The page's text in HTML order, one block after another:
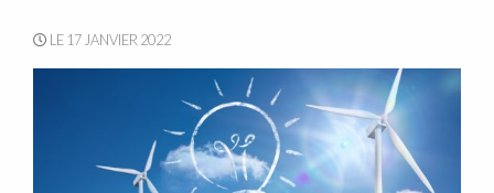
LE 17 JANVIER 2022